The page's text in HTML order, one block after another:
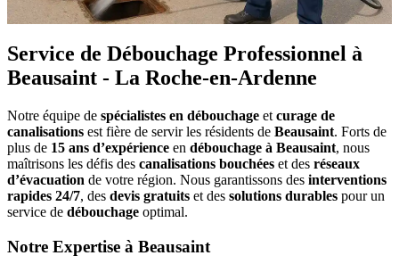
Service de Débouchage Professionnel à
Beausaint - La Roche-en-Ardenne
Notre équipe de spécialistes en débouchage et curage de
canalisations est fière de servir les résidents de Beausaint. Forts de
plus de 15 ans d’expérience en débouchage à Beausaint, nous
maîtrisons les défis des canalisations bouchées et des réseaux
d’évacuation de votre région. Nous garantissons des interventions
rapides 24/7, des devis gratuits et des solutions durables pour un
service de débouchage optimal.
Notre Expertise à Beausaint